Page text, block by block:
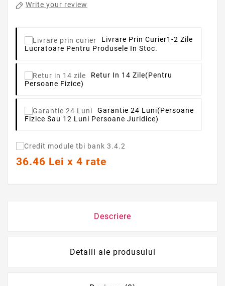
Write your review
Livrare Prin Curier1-2 Zile
Lucratoare Pentru Produsele In Stoc.
Retur In 14 Zile(pentru
Persoane Fizice)
Garantie 24 Luni(persoane
Fizice Sau 12 Luni Persoane Juridice)
36.46 Lei x 4 rate
Descriere
Detalii ale produsului